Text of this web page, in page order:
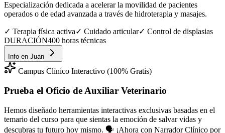
Especialización dedicada a acelerar la movilidad de pacientes
operados o de edad avanzada a través de hidroterapia y masajes.
✓ Terapia física activa✓ Cuidado articular✓ Control de displasias
DURACIÓN400 horas técnicas
Info en Juan
Campus Clínico Interactivo (100% Gratis)
Prueba el Oficio de Auxiliar Veterinario
Hemos diseñado herramientas interactivas exclusivas basadas en el
temario del curso para que sientas la emoción de salvar vidas y
descubras tu futuro hoy mismo. 🗣️ ¡Ahora con Narrador Clínico por